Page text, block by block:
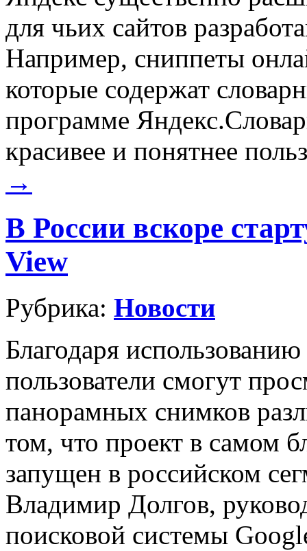
для чьих сайтов
Например, сниппеты
которые содержат
программе
красивее и понятнее
→
В России вскоре
View
Рубрика: Новости
Благодаря
пользователи смогут
панорамных снимков
том, что проект в самом
запущен в российском
Владимир Долгов,
поисковой системы